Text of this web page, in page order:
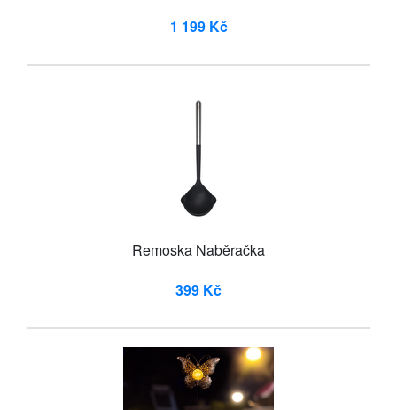
1 199 Kč
Remoska Naběračka
399 Kč